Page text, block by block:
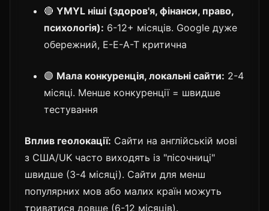
🔴 YMYL ніші (здоров'я, фінанси, право,
психологія): 6-12+ місяців. Google дуже
обережний, E-E-A-T критична
🟣 Мала конкуренція, локальні сайти: 2-4
місяці. Менше конкуренції = швидше
тестування
Вплив геолокації: Сайти на англійській мові
з США/UK часто виходять із "пісочниці"
швидше (3-4 місяці). Сайти для менш
популярних мов або малих країн можуть
триватися довше (6-12 місяців).